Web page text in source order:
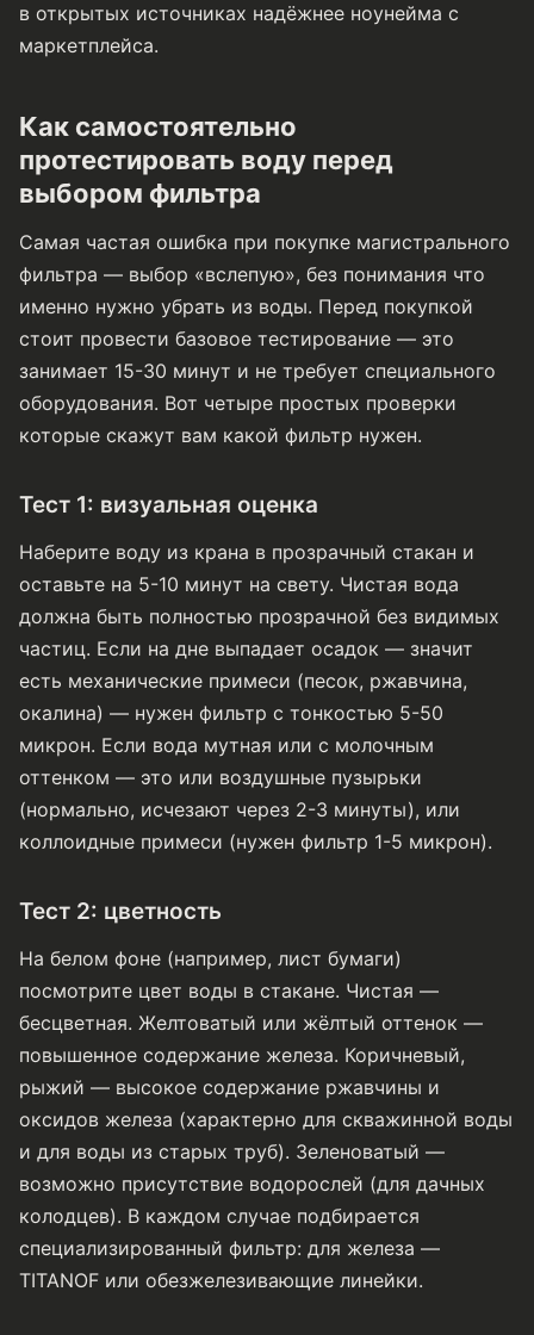
в открытых источниках надёжнее ноунейма с
маркетплейса.
Как самостоятельно
протестировать воду перед
выбором фильтра
Самая частая ошибка при покупке магистрального
фильтра — выбор «вслепую», без понимания что
именно нужно убрать из воды. Перед покупкой
стоит провести базовое тестирование — это
занимает 15-30 минут и не требует специального
оборудования. Вот четыре простых проверки
которые скажут вам какой фильтр нужен.
Тест 1: визуальная оценка
Наберите воду из крана в прозрачный стакан и
оставьте на 5-10 минут на свету. Чистая вода
должна быть полностью прозрачной без видимых
частиц. Если на дне выпадает осадок — значит
есть механические примеси (песок, ржавчина,
окалина) — нужен фильтр с тонкостью 5-50
микрон. Если вода мутная или с молочным
оттенком — это или воздушные пузырьки
(нормально, исчезают через 2-3 минуты), или
коллоидные примеси (нужен фильтр 1-5 микрон).
Тест 2: цветность
На белом фоне (например, лист бумаги)
посмотрите цвет воды в стакане. Чистая —
бесцветная. Желтоватый или жёлтый оттенок —
повышенное содержание железа. Коричневый,
рыжий — высокое содержание ржавчины и
оксидов железа (характерно для скважинной воды
и для воды из старых труб). Зеленоватый —
возможно присутствие водорослей (для дачных
колодцев). В каждом случае подбирается
специализированный фильтр: для железа —
TITANOF или обезжелезивающие линейки.